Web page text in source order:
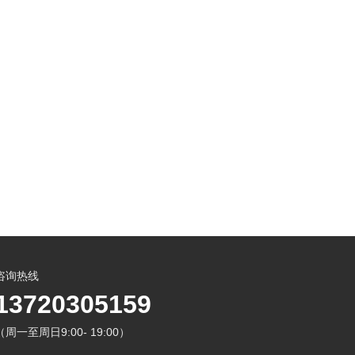
询热线
（周一至周日9:00- 19:00）